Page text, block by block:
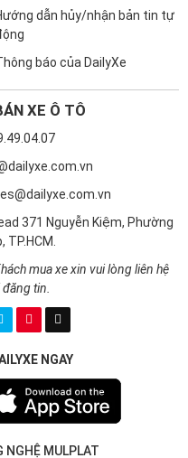
dẫn hủy/nhận bản tin tự
báo của DailyXe
XE Ô TÔ
371 Nguyễn Kiệm, Phường
TP.HCM.
mua xe xin vui lòng liên hệ
tin.
NGAY
NGHỆ MULPLAT